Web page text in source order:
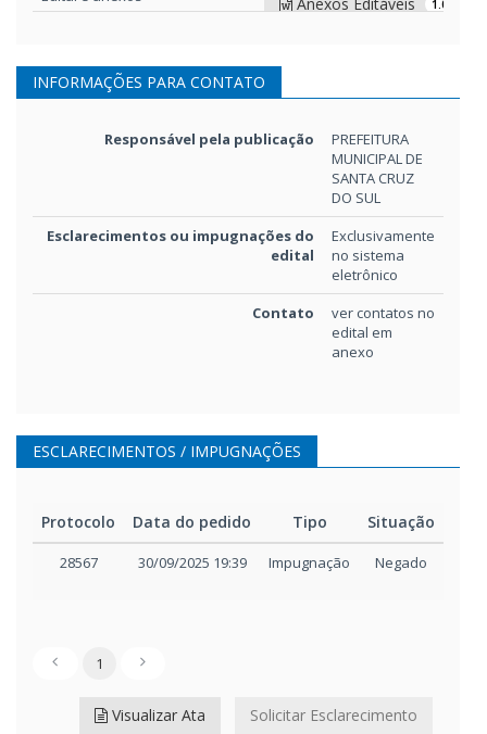
1.022kB
INFORMAÇÕES PARA CONTATO
Responsável pela publicação
PREFEITURA
MUNICIPAL DE
SANTA CRUZ
DO SUL
Esclarecimentos ou impugnações do
edital
Exclusivamente
no sistema
eletrônico
Contato
ver contatos no
edital em
anexo
ESCLARECIMENTOS / IMPUGNAÇÕES
Protocolo Data do pedido Tipo Situação
28567 30/09/2025 19:39 Impugnação Negado
1
Visualizar Ata Solicitar Esclarecimento